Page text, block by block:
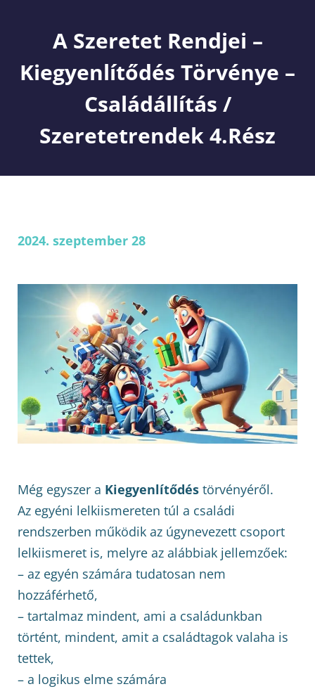
A Szeretet Rendjei –
Kiegyenlítődés Törvénye –
Családállítás /
Szeretetrendek 4.rész
2024. szeptember 28
Még egyszer a Kiegyenlítődés törvényéről.
Az egyéni lelkiismereten túl a családi
rendszerben működik az úgynevezett csoport
lelkiismeret is, melyre az alábbiak jellemzőek:
– az egyén számára tudatosan nem
hozzáférhető,
– tartalmaz mindent, ami a családunkban
történt, mindent, amit a családtagok valaha is
tettek,
– a logikus elme számára